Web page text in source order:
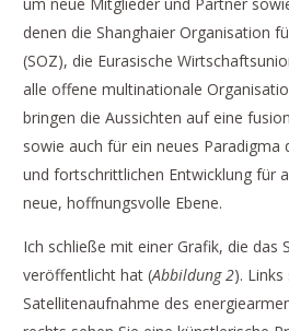
denen die Shanghaier Organisation
(SOZ), die Eurasische
alle offene multinationale
bringen die Aussichten auf eine
sowie auch für ein neues Paradigma
und fortschrittlichen Entwicklung für
neue, hoffnungsvolle Ebene.
Ich schließe mit einer Grafik, die das
veröffentlicht hat (Abbildung 2). Links
Satelliten­aufnahme des